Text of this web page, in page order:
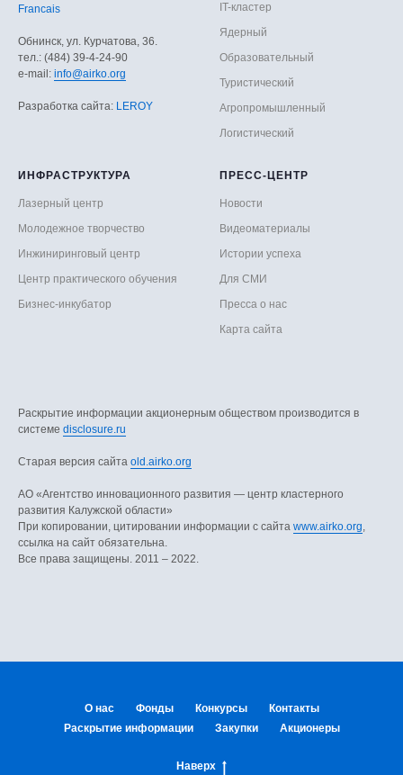
Francais
Обнинск, ул. Курчатова, 36.
тел.: (484) 39-4-24-90
е-mail: info@airko.org
Разработка сайта: LEROY
IT-кластер
Ядерный
Образовательный
Туристический
Агропромышленный
Логистический
ИНФРАСТРУКТУРА
Лазерный центр
Молодежное творчество
Инжиниринговый центр
Центр практического обучения
Бизнес-инкубатор
ПРЕСС-ЦЕНТР
Новости
Видеоматериалы
Истории успеха
Для СМИ
Пресса о нас
Карта сайта
Раскрытие информации акционерным обществом производится в
системе disclosure.ru
Старая версия сайта old.airko.org
АO «Агентство инновационного развития — центр кластерного
развития Калужской области»
При копировании, цитировании информации с сайта www.airko.org,
ссылка на сайт обязательна.
Все права защищены. 2011 – 2022.
О нас Фонды Конкурсы
Контакты
Раскрытие информации
Закупки Акционеры
Наверх